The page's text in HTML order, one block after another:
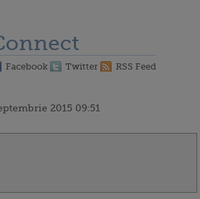
Facebook Twitter RSS Feed
2015 09:51